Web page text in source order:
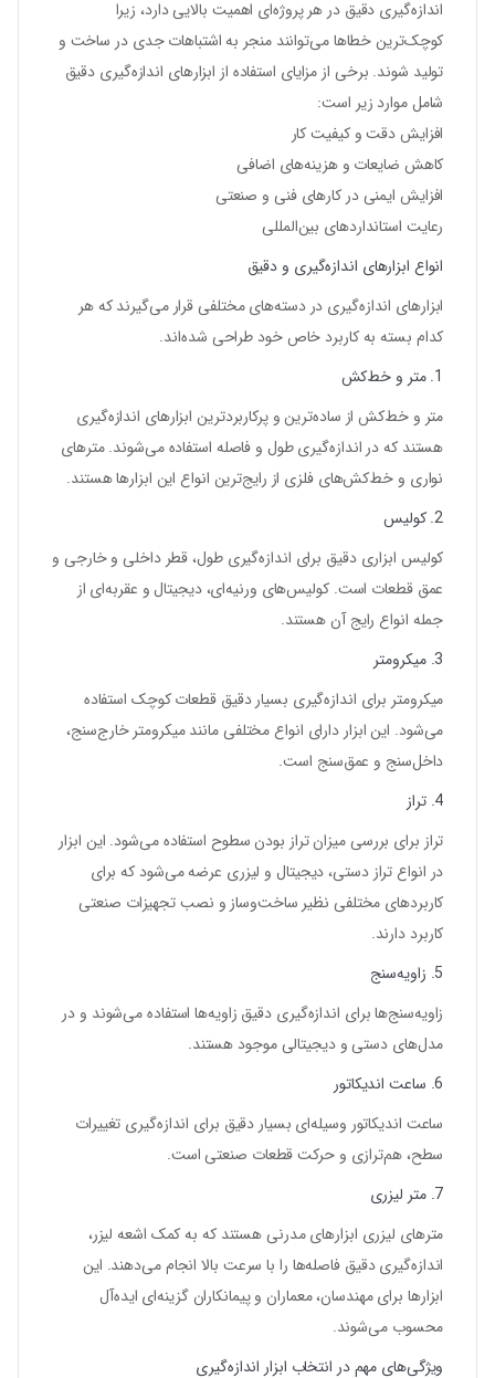
اندازه‌گیری دقیق در هر پروژه‌ای اهمیت بالایی دارد، زیرا
کوچک‌ترین خطاها می‌توانند منجر به اشتباهات جدی در ساخت و
تولید شوند. برخی از مزایای استفاده از ابزارهای اندازه‌گیری دقیق
شامل موارد زیر است:
افزایش دقت و کیفیت کار
کاهش ضایعات و هزینه‌های اضافی
افزایش ایمنی در کارهای فنی و صنعتی
رعایت استانداردهای بین‌المللی
انواع ابزارهای اندازه‌گیری و دقیق
ابزارهای اندازه‌گیری در دسته‌های مختلفی قرار می‌گیرند که هر
کدام بسته به کاربرد خاص خود طراحی شده‌اند.
1. متر و خط‌کش
متر و خط‌کش از ساده‌ترین و پرکاربردترین ابزارهای اندازه‌گیری
هستند که در اندازه‌گیری طول و فاصله استفاده می‌شوند. مترهای
نواری و خط‌کش‌های فلزی از رایج‌ترین انواع این ابزارها هستند.
2. کولیس
کولیس ابزاری دقیق برای اندازه‌گیری طول، قطر داخلی و خارجی و
عمق قطعات است. کولیس‌های ورنیه‌ای، دیجیتال و عقربه‌ای از
جمله انواع رایج آن هستند.
3. میکرومتر
میکرومتر برای اندازه‌گیری بسیار دقیق قطعات کوچک استفاده
می‌شود. این ابزار دارای انواع مختلفی مانند میکرومتر خارج‌سنج،
داخل‌سنج و عمق‌سنج است.
4. تراز
تراز برای بررسی میزان تراز بودن سطوح استفاده می‌شود. این ابزار
در انواع تراز دستی، دیجیتال و لیزری عرضه می‌شود که برای
کاربردهای مختلفی نظیر ساخت‌وساز و نصب تجهیزات صنعتی
کاربرد دارند.
5. زاویه‌سنج
زاویه‌سنج‌ها برای اندازه‌گیری دقیق زاویه‌ها استفاده می‌شوند و در
مدل‌های دستی و دیجیتالی موجود هستند.
6. ساعت اندیکاتور
ساعت اندیکاتور وسیله‌ای بسیار دقیق برای اندازه‌گیری تغییرات
سطح، هم‌ترازی و حرکت قطعات صنعتی است.
7. متر لیزری
مترهای لیزری ابزارهای مدرنی هستند که به کمک اشعه لیزر،
اندازه‌گیری دقیق فاصله‌ها را با سرعت بالا انجام می‌دهند. این
ابزارها برای مهندسان، معماران و پیمانکاران گزینه‌ای ایده‌آل
محسوب می‌شوند.
ویژگی‌های مهم در انتخاب ابزار اندازه‌گیری